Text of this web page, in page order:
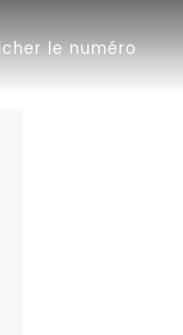
le numéro